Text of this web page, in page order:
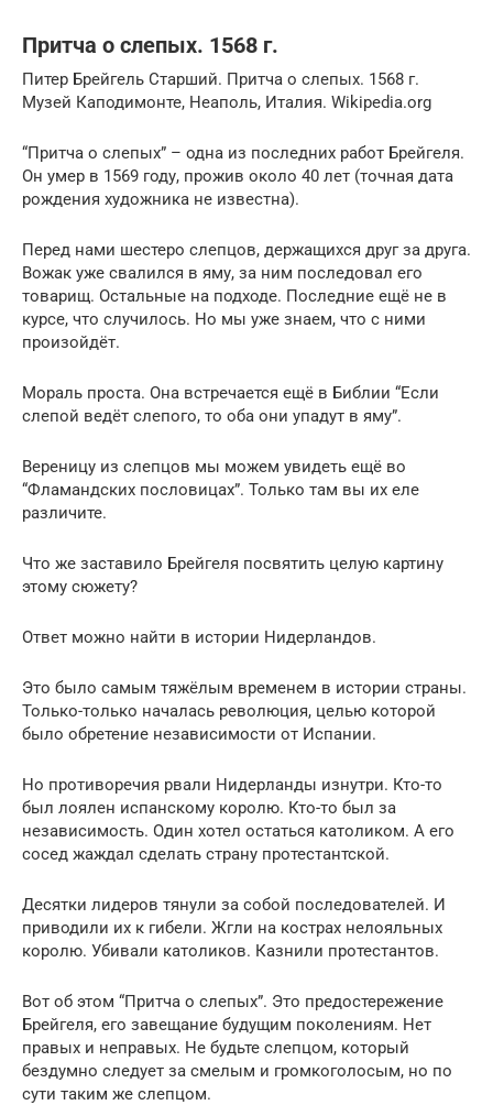
Притча о слепых. 1568 г.
Питер Брейгель Старший. Притча о слепых. 1568 г.
Музей Каподимонте, Неаполь, Италия. Wikipedia.org
“Притча о слепых” – одна из последних работ Брейгеля.
Он умер в 1569 году, прожив около 40 лет (точная дата
рождения художника не известна).
Перед нами шестеро слепцов, держащихся друг за друга.
Вожак уже свалился в яму, за ним последовал его
товарищ. Остальные на подходе. Последние ещё не в
курсе, что случилось. Но мы уже знаем, что с ними
произойдёт.
Мораль проста. Она встречается ещё в Библии “Если
слепой ведёт слепого, то оба они упадут в яму”.
Вереницу из слепцов мы можем увидеть ещё во
“Фламандских пословицах”. Только там вы их еле
различите.
Что же заставило Брейгеля посвятить целую картину
этому сюжету?
Ответ можно найти в истории Нидерландов.
Это было самым тяжёлым временем в истории страны.
Только-только началась революция, целью которой
было обретение независимости от Испании.
Но противоречия рвали Нидерланды изнутри. Кто-то
был лоялен испанскому королю. Кто-то был за
независимость. Один хотел остаться католиком. А его
сосед жаждал сделать страну протестантской.
Десятки лидеров тянули за собой последователей. И
приводили их к гибели. Жгли на кострах нелояльных
королю. Убивали католиков. Казнили протестантов.
Вот об этом “Притча о слепых”. Это предостережение
Брейгеля, его завещание будущим поколениям. Нет
правых и неправых. Не будьте слепцом, который
бездумно следует за смелым и громкоголосым, но по
сути таким же слепцом.